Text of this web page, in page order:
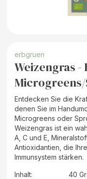
erbgruen
Weizengras -
Microgreens/
Entdecken Sie die
denen Sie im
Microgreens oder
Weizengras ist ein
A, C und E,
Antioxidantien, die
Immunsystem stärken.
Inhalt:
40